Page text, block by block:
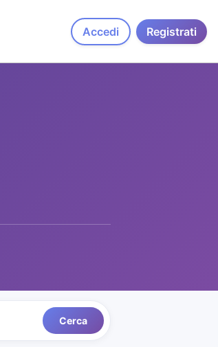
Accedi Registrati
Cerca